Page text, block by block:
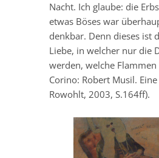
Nacht. Ich glaube: die
etwas Böses war
denkbar. Denn dieses ist
Liebe, in welcher nur die
werden, welche Flammen
Corino: Robert Musil.
Rowohlt, 2003, S.164ff).